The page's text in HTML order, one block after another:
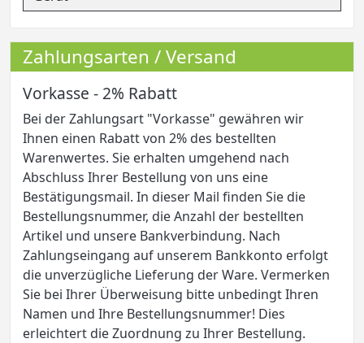
Zahlungsarten / Versand
Vorkasse - 2% Rabatt
Bei der Zahlungsart "Vorkasse" gewähren wir
Ihnen einen Rabatt von 2% des bestellten
Warenwertes. Sie erhalten umgehend nach
Abschluss Ihrer Bestellung von uns eine
Bestätigungsmail. In dieser Mail finden Sie die
Bestellungsnummer, die Anzahl der bestellten
Artikel und unsere Bankverbindung. Nach
Zahlungseingang auf unserem Bankkonto erfolgt
die unverzügliche Lieferung der Ware. Vermerken
Sie bei Ihrer Überweisung bitte unbedingt Ihren
Namen und Ihre Bestellungsnummer! Dies
erleichtert die Zuordnung zu Ihrer Bestellung.